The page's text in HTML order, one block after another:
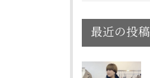
最近の投稿